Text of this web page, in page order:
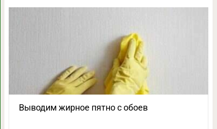
Выводим жирное пятно с обоев